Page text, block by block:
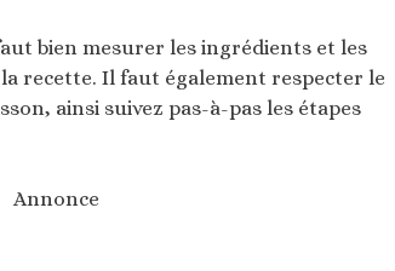
bien mesurer les ingrédients et les
recette. Il faut également respecter le
ainsi suivez pas-à-pas les étapes
Annonce